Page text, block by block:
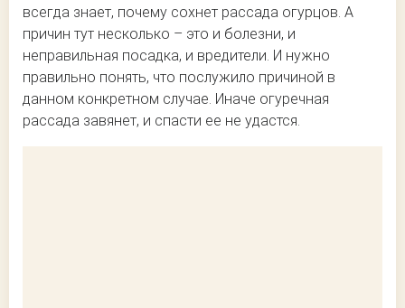
всегда знает, почему сохнет рассада огурцов. А
причин тут несколько – это и болезни, и
неправильная посадка, и вредители. И нужно
правильно понять, что послужило причиной в
данном конкретном случае. Иначе огуречная
рассада завянет, и спасти ее не удастся.